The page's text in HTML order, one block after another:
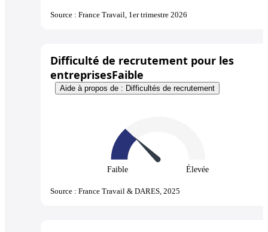
Source : France Travail, 1er trimestre 2026
Difficulté de recrutement pour les
entreprisesFaible
Aide à propos de : Difficultés de recrutement
Faible Élevée
Source : France Travail & DARES, 2025